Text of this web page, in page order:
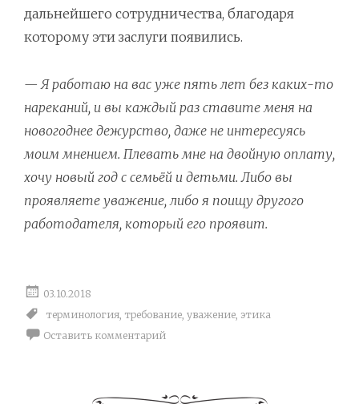
дальнейшего сотрудничества, благодаря
которому эти заслуги появились.
— Я работаю на вас уже пять лет без каких-то
нареканий, и вы каждый раз ставите меня на
новогоднее дежурство, даже не интересуясь
моим мнением. Плевать мне на двойную оплату,
хочу новый год с семьёй и детьми. Либо вы
проявляете уважение, либо я поищу другого
работодателя, который его проявит.
03.10.2018
терминология, требование, уважение, этика
Оставить комментарий